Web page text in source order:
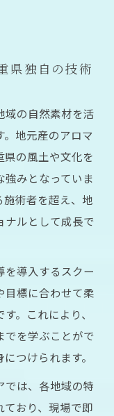
イント解説
見抜くチェッ
クールの特徴
視型カリキュ
スクール選び
パスクールと
ッドスパスク
ら学べるサポ
県独自の技術
域の自然素材を活
地元産のアロマ
の風土や文化を
みとなっていま
施術者を超え、地
ナルとして成長で
を導入するスクー
目標に合わせて柔
。これにより、
でを学ぶことがで
つけられます。
では、各地域の特
おり、現場で即